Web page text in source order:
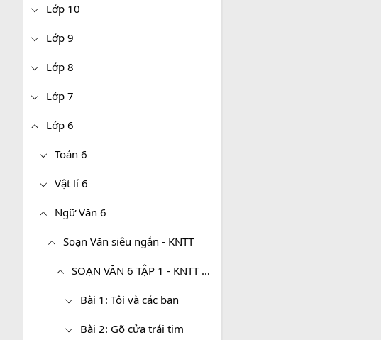
Lớp 10
Lớp 9
Lớp 8
Lớp 7
Lớp 6
Toán 6
Vật lí 6
Ngữ Văn 6
Soạn Văn siêu ngắn - KNTT
SOẠN VĂN 6 TẬP 1 - KNTT SIÊU NGẮN
Bài 1: Tôi và các bạn
Bài 2: Gõ cửa trái tim